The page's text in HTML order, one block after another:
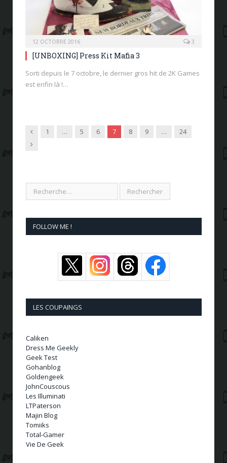
12 OCTOBRE 2016 3
[UNBOXING] Press Kit Mafia 3
Sorti depuis le 7 octobre, le dernier gros hit de 2K Games
est enfin là !…
Previous
1 … 5 6 7 8 9 …
24
Next
FOLLOW ME !
LES COUPAINGS
Caliken
Dress Me Geekly
Geek Test
Gohanblog
Goldengeek
JohnCouscous
Les Illuminati
LTPaterson
Majin Blog
Tomiiks
Total-Gamer
Vie De Geek